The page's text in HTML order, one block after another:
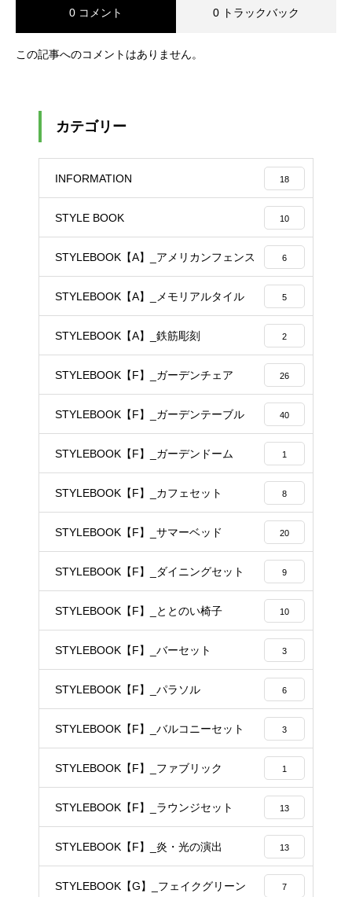
0 コメント 0 トラックバック
この記事へのコメントはありません。
カテゴリー
INFORMATION 18
STYLE BOOK 10
STYLEBOOK【A】_アメリカンフェンス 6
STYLEBOOK【A】_メモリアルタイル 5
STYLEBOOK【A】_鉄筋彫刻 2
STYLEBOOK【F】_ガーデンチェア 26
STYLEBOOK【F】_ガーデンテーブル 40
STYLEBOOK【F】_ガーデンドーム 1
STYLEBOOK【F】_カフェセット 8
STYLEBOOK【F】_サマーベッド 20
STYLEBOOK【F】_ダイニングセット 9
STYLEBOOK【F】_ととのい椅子 10
STYLEBOOK【F】_バーセット 3
STYLEBOOK【F】_パラソル 6
STYLEBOOK【F】_バルコニーセット 3
STYLEBOOK【F】_ファブリック 1
STYLEBOOK【F】_ラウンジセット 13
STYLEBOOK【F】_炎・光の演出 13
STYLEBOOK【G】_フェイクグリーン 7